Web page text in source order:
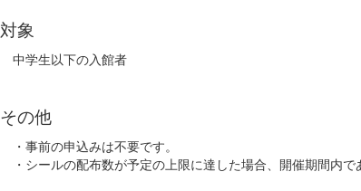
対象
中学生以下の入館者
その他
・事前の申込みは不要です。
・シールの配布数が予定の上限に達した場合、開催期間内で